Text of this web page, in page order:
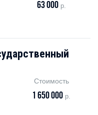
63 000р.
Стоимость
1 650 000 р.